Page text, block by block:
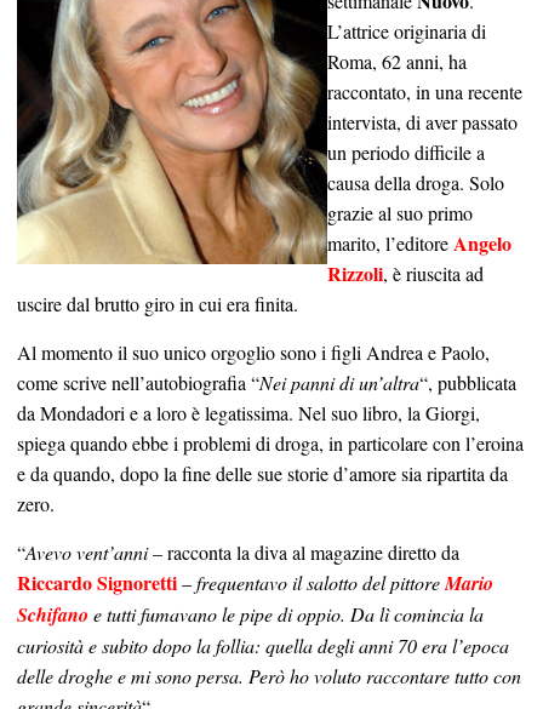
L’attrice originaria di
Roma, 62 anni, ha
raccontato, in una recente
intervista, di aver passato
un periodo difficile a
causa della droga. Solo
grazie al suo primo
marito, l’editoreAngelo
Rizzoli, è riuscita ad
uscire dal brutto giro in cui era finita.
Al momento il suo unico orgoglio sono i figli Andrea e Paolo,
come scrive nell’autobiografia “Nei panni di un’altra“, pubblicata
da Mondadori e a loro è legatissima. Nel suo libro, la Giorgi,
spiega quando ebbe i problemi di droga, in particolare con l’eroina
e da quando, dopo la fine delle sue storie d’amore sia ripartita da
zero.
“Avevo vent’anni– racconta la diva al magazine diretto da
Riccardo Signoretti–frequentavo il salotto del pittoreMario
Schifano e tutti fumavano le pipe di oppio. Da lì comincia la
curiosità e subito dopo la follia: quella degli anni 70 era l’epoca
delle droghe e mi sono persa. Però ho voluto raccontare tutto con